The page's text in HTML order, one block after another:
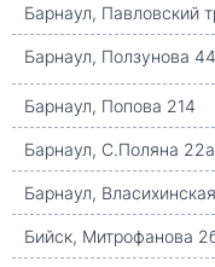
Барнаул, Павловский
Барнаул, Ползунова
Барнаул, Попова 214
Барнаул, С.Поляна 22а
Барнаул,
Бийск, Митрофанова